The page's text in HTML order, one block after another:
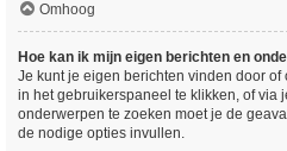
Omhoog
Hoe kan ik mijn eigen berichten en
Je kunt je eigen berichten vinden door
in het gebruikerspaneel te klikken, of via
onderwerpen te zoeken moet je de
de nodige opties invullen.